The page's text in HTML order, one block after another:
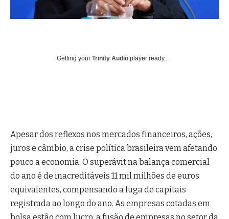
Getting your Trinity Audio player ready...
Apesar dos reflexos nos mercados financeiros, ações,
juros e câmbio, a crise política brasileira vem afetando
pouco a economia. O superávit na balança comercial
do ano é de inacreditáveis 11 mil milhões de euros
equivalentes, compensando a fuga de capitais
registrada ao longo do ano. As empresas cotadas em